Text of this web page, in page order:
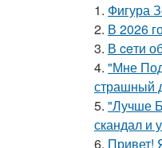
1. Фигура
2. В 2026
3. В ceти
4. "Мне
страшный
5. "Лучше
скандал и
6. Привет!